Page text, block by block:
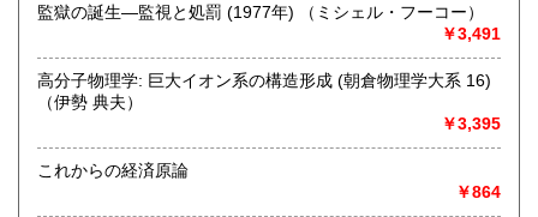
https://www.northbookcenter-kaitori.com/
【出張買取について】
近隣の大学様や研究機関を対象に、 出張買取を行っており
八王子市や多摩市・日野市・町田市などが中心となります
監獄の誕生―監視と処罰 (1977年) （ミシェル・フーコー）
￥3,491
高分子物理学: 巨大イオン系の構造形成 (朝倉物理学大系 16)
（伊勢 典夫）
￥3,395
これからの経済原論
￥864